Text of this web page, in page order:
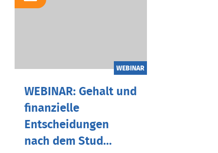
WEBINAR
WEBINAR: Gehalt und
finanzielle
Entscheidungen
nach dem Stud...